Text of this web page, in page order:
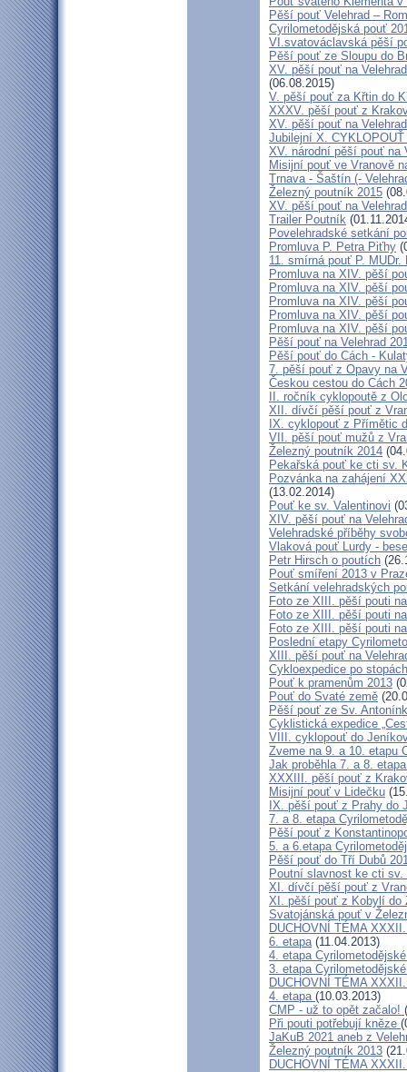
Pěší pouť Velehrad –
Cyrilometodějská pouť
VI.svatováclavská pěší
Pěší pouť ze Sloupu do
XV. pěší pouť na
(06.08.2015)
V. pěší pouť za Křtin do
XXXV. pěší pouť z
XV. pěší pouť na
Jubilejní X.
XV. národní pěší pouť na
Misijní pouť ve Vranově
Trnava - Šaštín (-
Železný poutník 2015
XV. pěší pouť na
Trailer Poutník
Povelehradské setkání
Promluva P. Petra Piťhy
11. smírná pouť P.
Promluva na XIV. pěší
Promluva na XIV. pěší
Promluva na XIV. pěší
Promluva na XIV. pěší
Promluva na XIV. pěší
Pěší pouť na Velehrad
Pěší pouť do Cách -
7. pěší pouť z Opavy na
Českou cestou do Cách
II. ročník cyklopoutě z
XII. dívčí pěší pouť z
IX. cyklopouť z Přímětic
VII. pěší pouť mužů z
Železný poutník 2014
Pekařská pouť ke cti sv.
Pozvánka na zahájení
(13.02.2014)
Pouť ke sv. Valentinovi
XIV. pěší pouť na
Velehradské příběhy
Vlaková pouť Lurdy -
Petr Hirsch o poutích
Pouť smíření 2013 v
Setkání velehradských
Foto ze XIII. pěší pouti
Foto ze XIII. pěší pouti
Foto ze XIII. pěší pouti
Poslední etapy
XIII. pěší pouť na
Cykloexpedice po
Pouť k pramenům 2013
Pouť do Svaté země
Pěší pouť ze Sv.
Cyklistická expedice
VIII. cyklopouť do
Zveme na 9. a 10. etapu
Jak proběhla 7. a 8.
XXXIII. pěší pouť z
Misijní pouť v Lidečku
IX. pěší pouť z Prahy do
7. a 8. etapa
Pěší pouť z
5. a 6.etapa
Pěší pouť do Tří Dubů
Poutní slavnost ke cti sv.
XI. dívčí pěší pouť z
XI. pěší pouť z Kobylí do
Svatojánská pouť v
DUCHOVNÍ TÉMA
6. etapa(11.04.2013)
4. etapa
3. etapa
DUCHOVNÍ TÉMA
4. etapa (10.03.2013)
CMP - už to opět začalo!
Při pouti potřebují kněze
JaKuB 2021 aneb z
Železný poutník 2013
DUCHOVNÍ TÉMA